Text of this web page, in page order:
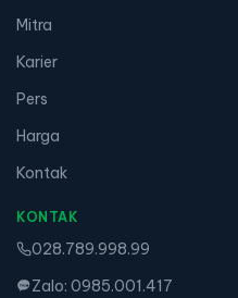
Mitra
Karier
Pers
Harga
Kontak
KONTAK
028.789.998.99
Zalo: 0985.001.417